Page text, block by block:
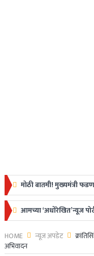
मोठी बातमी! मुख्यमंत्री
लाखापर्यंत मिळणार लाभ
Ajit Pawar Plane Crash
अपघातात निधन, महाराष्ट्रावर
आमच्या ‘अधोरेखित’न्यूज
माध्यमातून अगदी ग्रामीण
घडामोडी,महत्त्वाच्या बातम्या,
HOME न्यूज अपडेट
अभिवादन